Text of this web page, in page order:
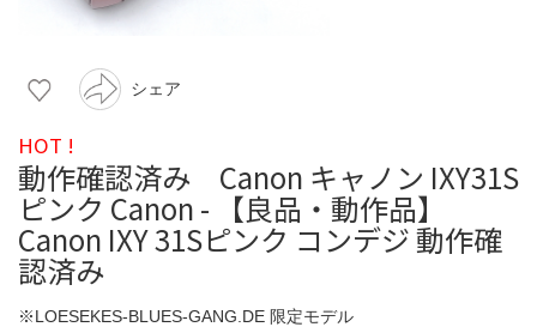
シェア
HOT !
動作確認済み Canon キャノン IXY31S
ピンク Canon - 【良品・動作品】
Canon IXY 31Sピンク コンデジ 動作確
認済み
※LOESEKES-BLUES-GANG.DE 限定モデル